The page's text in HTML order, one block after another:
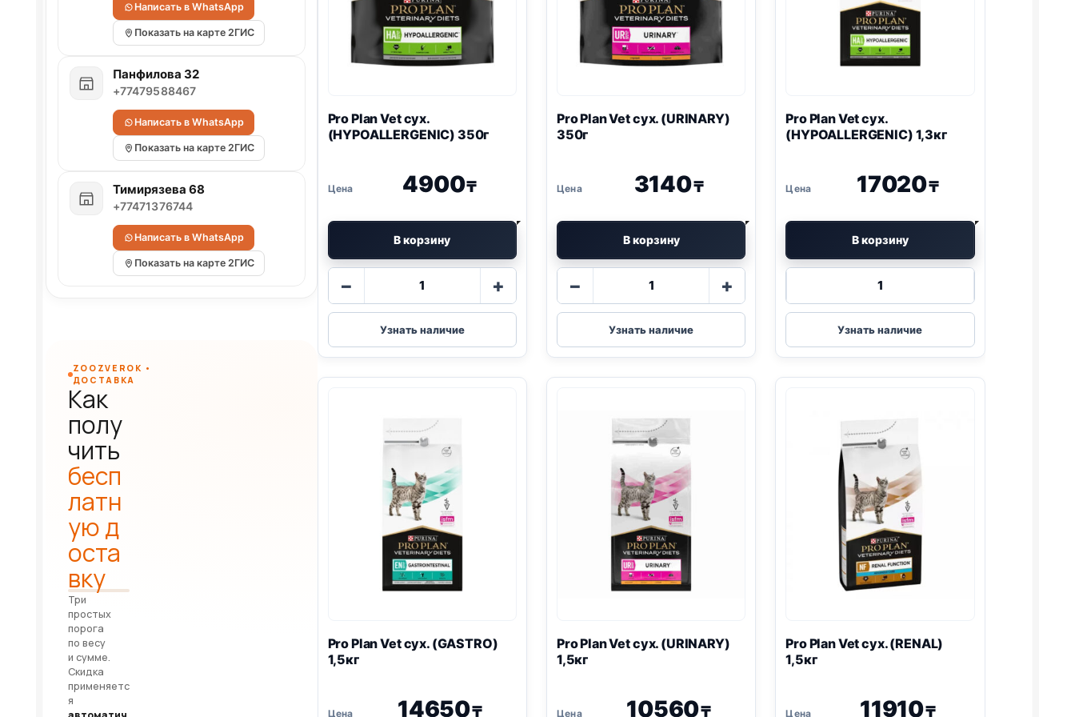
Pro PlanVet сух.
(HYPOALLERGENIC) 350г
4900₸
В корзину
−
товара
Pro
Plan
сух.
(HYPOALLERGENIC
+
Узнать наличие
Pro PlanVet сух. (URINARY)
350г
3140₸
В корзину
−
товара
Pro
Plan
сух.
(URINARY)
+
Узнать наличие
Pro PlanVet сух.
(HYPOALLERGENIC) 1,3кг
17020₸
В корзину
товара
Pro
Plan
сух.
(HYPOALLERGENIC
Узнать наличие
Pro PlanVet сух. (GASTRO)
1,5кг
14650₸
Pro PlanVet сух. (URINARY)
1,5кг
10560₸
Pro PlanVet сух. (RENAL)
1,5кг
11910₸
Написать в WhatsApp
Показать на карте 2ГИС
Панфилова 32
+77479588467
Написать в WhatsApp
Показать на карте 2ГИС
Тимирязева 68
+77471376744
Написать в WhatsApp
Показать на карте 2ГИС
ZOOZVEROK •
ДОСТАВКА
Как
полу
чить
бесп
латн
ую д
оста
вку
Три
простых
порога
по весу
и сумме.
Скидка
применяетс
я